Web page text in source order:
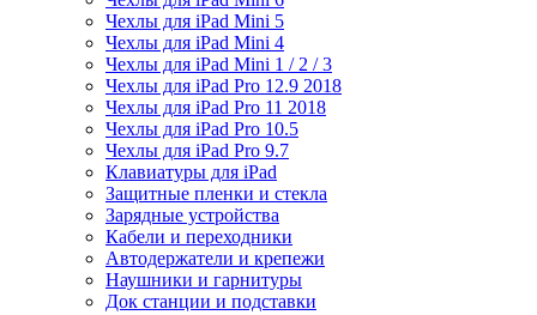
Чехлы для iPad Mini 5
Чехлы для iPad Mini 4
Чехлы для iPad Mini 1 / 2 / 3
Чехлы для iPad Pro 12.9 2018
Чехлы для iPad Pro 11 2018
Чехлы для iPad Pro 10.5
Чехлы для iPad Pro 9.7
Клавиатуры для iPad
Защитные пленки и стекла
Зарядные устройства
Кабели и переходники
Автодержатели и крепежи
Наушники и гарнитуры
Док станции и подставки